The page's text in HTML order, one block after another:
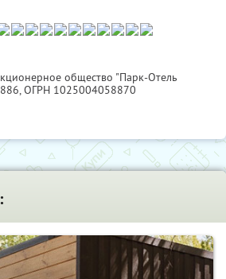
общество "Парк-Отель
, ОГРН 1025004058870